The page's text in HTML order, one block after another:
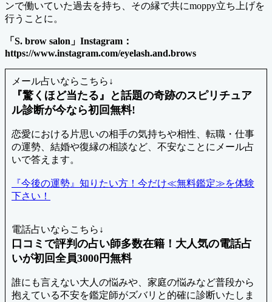
ンで働いていた過去を持ち、その縁で共にmoppy立ち上げを
行うことに。
「S. brow salon」Instagram：
https://www.instagram.com/eyelash.and.brows
メール占いならこちら↓
『驚くほど当たる』と話題の奇跡のスピリチュア
ル診断が今なら初回無料!
恋愛における片思いの相手の気持ちや相性、転職・仕事
の運勢、結婚や復縁の相談など、不安なことにメール占
いで答えます。
『今後の運勢』知りたい方！今だけ≪無料鑑定≫を体験
下さい！
電話占いならこちら↓
口コミで評判の占い師多数在籍！大人気の電話占
いが初回全員3000円無料
誰にも言えない大人の悩みや、家庭の悩みなど普段から
抱えている不安を鑑定師がズバリと的確に診断いたしま